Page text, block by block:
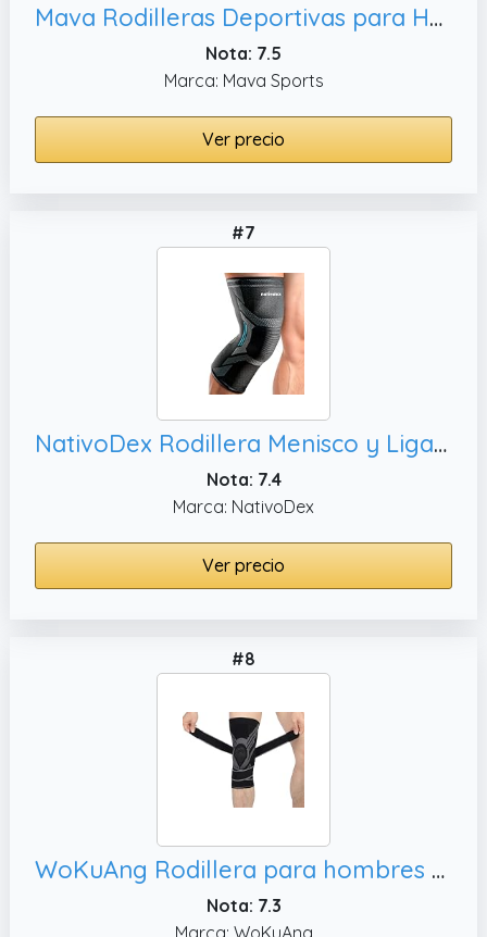
Mava Rodilleras Deportivas para Hombres y Mujeres (Par),Compresión de 183cm
Nota: 7.5
Marca: Mava Sports
Ver precio
#7
NativoDex Rodillera Menisco y Ligamento de Compresión Antideslizante – Rodillera Ortopédica Deportiva Estabilizadora para Hombre y Mujer – Soporte para Running, Tendinitis y Rótula
Nota: 7.4
Marca: NativoDex
Ver precio
#8
WoKuAng Rodillera para hombres y mujeres, L)
Nota: 7.3
Marca: WoKuAng